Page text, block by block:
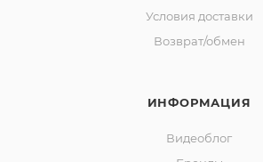
Условия доставки
Возврат/обмен
ИНФОРМАЦИЯ
Видеоблог